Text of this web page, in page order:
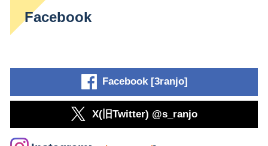
Facebook
Facebook [3ranjo]
X(旧Twitter) @s_ranjo